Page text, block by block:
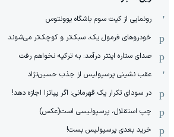
رونمایی از کیت سوم باشگاه یوونتوس
خودروهای فرمول یک، سبک‌تر و کوچک‌تر می‌شوند
صدای ستاره اینتر درآمد: به ترکیه نخواهم رفت
عقب نشینی پرسپولیس از جذب حسین‌نژاد
در سودای تکرار یک قهرمانی: اگر پیاتزا اجازه دهد!
چپ استقلال، پرسپولیسی است(عکس)
خرید بعدی پرسپولیس بست!